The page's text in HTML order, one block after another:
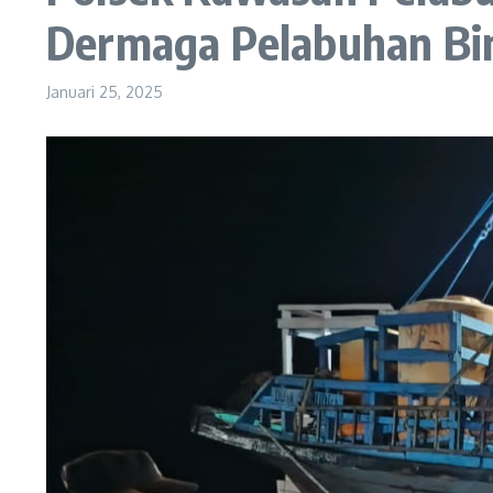
Dermaga Pelabuhan
Januari 25, 2025